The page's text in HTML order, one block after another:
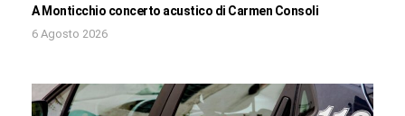
A Monticchio concerto acustico di Carmen Consoli
6 Agosto 2026